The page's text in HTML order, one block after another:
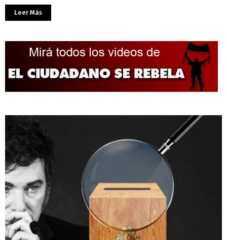
Leer Más